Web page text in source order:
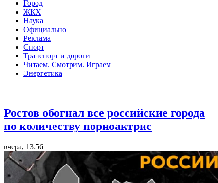
Город
ЖКХ
Наука
Официально
Реклама
Спорт
Транспорт и дороги
Читаем. Смотрим. Играем
Энергетика
Ростов обогнал все российские города
по количеству порноактрис
вчера, 13:56